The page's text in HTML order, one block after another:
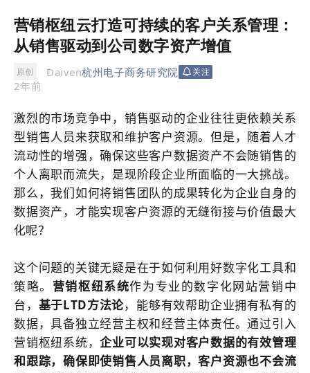
营销枢纽云打造可持续的客户关系管理：
从销售驱动到公司数字资产增值
原创 Daiven杭州电子商务研究院 关注
2年前
激烈的市场竞争中，销售驱动的企业往往更依赖关系
型销售人员来获取和维护客户资源。但是，随着人才
流动性的增强，确保这些客户数据资产不会随销售的
个人离职而流失，是现阶段企业所面临的一大挑战。
那么，我们如何将销售团队的成果转化为企业自身的
数据资产，才能实现客户资源的无缝衔接与价值最大
化呢？
这个问题的关键无疑是在于如何利用好数字化工具和
策略。 营销枢纽系统作为专业的数字化网站营销中
台， 基于LTD方法论，能够有效帮助企业拥有私有的
数据，具备独立经营主权和经营主体责任。通过引入
营销枢纽系统，企业可以实现对客户数据的有效管理
和跟踪，确保即使销售人员离职，客户资源也不会流